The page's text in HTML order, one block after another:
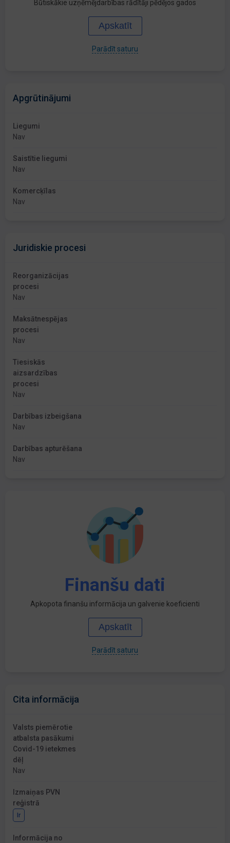
Būtiskākie uzņēmējdarbības rādītāji pēdējos gados
Apskatīt
Parādīt saturu
Apgrūtinājumi
Liegumi
Nav
Saistītie liegumi
Nav
Komercķīlas
Nav
Juridiskie procesi
Reorganizācijas
procesi
Nav
Maksātnespējas
procesi
Nav
Tiesiskās
aizsardzības
procesi
Nav
Darbības izbeigšana
Nav
Darbības apturēšana
Nav
Finanšu dati
Apkopota finanšu informācija un galvenie koeficienti
Apskatīt
Parādīt saturu
Cita informācija
Valsts piemērotie
atbalsta pasākumi
Covid-19 ietekmes
dēļ
Nav
Izmaiņas PVN
reģistrā
Ir
Informācija no